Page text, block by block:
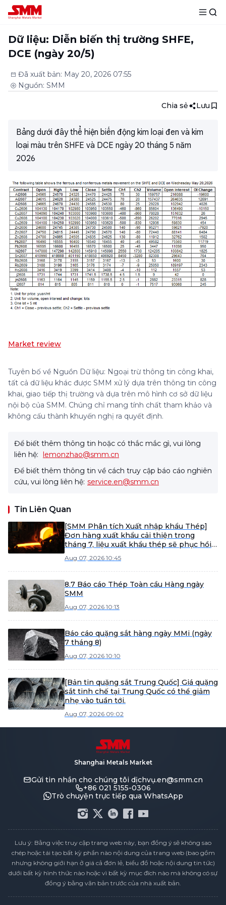
Dữ liệu: Diễn biến thị trường SHFE,
DCE (ngày 20/5)
Đã xuất bản: May 20, 2026 07:55
Nguồn: SMM
Chia sẻ Lưu
Bảng dưới đây thể hiện biến động kim loại đen và kim
loại màu trên SHFE và DCE ngày 20 tháng 5 năm
2026
Market review
Tuyên bố về Nguồn Dữ liệu: Ngoại trừ thông tin công khai,
tất cả dữ liệu khác được SMM xử lý dựa trên thông tin công
khai, giao tiếp thị trường và dựa trên mô hình cơ sở dữ liệu
nội bộ của SMM. Chúng chỉ mang tính chất tham khảo và
không cấu thành khuyến nghị ra quyết định.
Để biết thêm thông tin hoặc có thắc mắc gì, vui lòng
liên hệ: lemonzhao@smm.cn
Để biết thêm thông tin về cách truy cập báo cáo nghiên
cứu, vui lòng liên hệ: service.en@smm.cn
Tin Liên Quan
[SMM Phân tích Xuất nhập khẩu Thép]
Đơn hàng xuất khẩu cải thiện trong
tháng 7, liệu xuất khẩu thép sẽ phục hồi
Aug 07, 2026 10:45
8.7 Báo cáo Thép Toàn cầu Hàng ngày
SMM
Aug 07, 2026 10:13
Báo cáo quặng sắt hàng ngày MMi (ngày
7 tháng 8)
Aug 07, 2026 10:10
[Bản tin quặng sắt Trung Quốc] Giá quặng
sắt tinh chế tại Trung Quốc có thể giảm
nhẹ vào tuần tới.
Aug 07, 2026 09:02
Shanghai Metals Market
Gửi tin nhắn cho chúng tôi dịchvụ.en@smm.cn
+86 021 5155-0306
Trò chuyện trực tiếp qua WhatsApp
Lưu ý: Bằng việc truy cập trang web này, bạn đồng ý sẽ không sao
chép hoặc tái tạo bất kỳ phần nào nội dung của trang web (bao gồm
nhưng không giới hạn ở giá cả đơn lẻ, biểu đồ hoặc nội dung tin tức)
dưới bất kỳ hình thức nào hoặc vì bất kỳ mục đích nào mà không có sự
đồng ý bằng văn bản trước của nhà xuất bản.